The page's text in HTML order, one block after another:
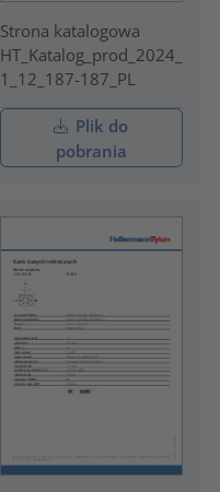
Strona katalogowa
HT_Katalog_prod_2024_
1_12_187-187_PL
Plik do
pobrania